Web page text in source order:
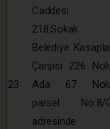
23
Caddesi
218.Sokak
Belediye
Çarşısı 226
Ada 67
parsel No:8/
adresinde